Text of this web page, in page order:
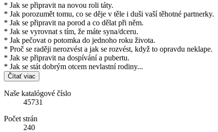
* Jak se připravit na novou roli táty.
* Jak porozumět tomu, co se děje v těle i duši vaší těhotné partnerky.
* Jak se připravit na porod a co dělat při něm.
* Jak se vyrovnat s tím, že máte syna/dceru.
* Jak pečovat o potomka do jednoho roku života.
* Proč se raději nerozvést a jak se rozvést, když to opravdu neklape.
* Jak se připravit na dospívání a pubertu.
* Jak se stát dobrým otcem nevlastní rodiny...
Čítať viac
Naše katalógové číslo
45731
Počet strán
240